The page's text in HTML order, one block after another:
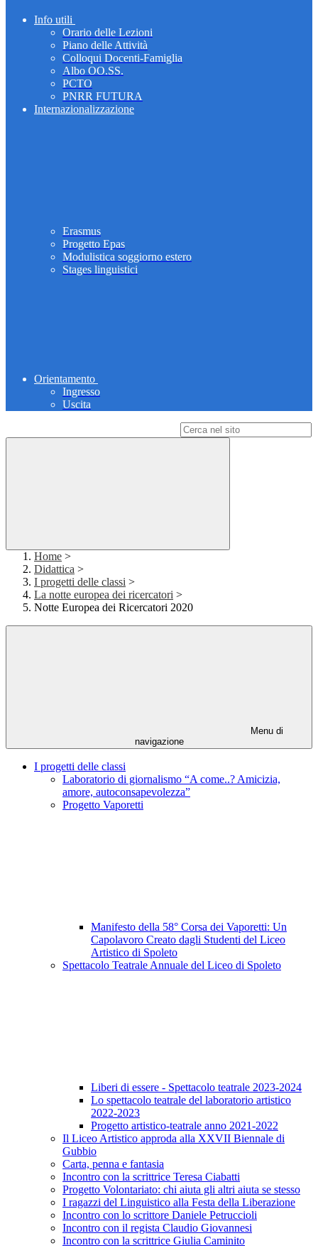
Info utili
Orario delle Lezioni
Piano delle Attività
Colloqui Docenti-Famiglia
Albo OO.SS.
PCTO
PNRR FUTURA
Internazionalizzazione
Erasmus
Progetto Epas
Modulistica soggiorno estero
Stages linguistici
Orientamento
Ingresso
Uscita
Home >
Didattica >
I progetti delle classi >
La notte europea dei ricercatori >
Notte Europea dei Ricercatori 2020
Menu di
navigazione
I progetti delle classi
Laboratorio di giornalismo “A come..? Amicizia,
amore, autoconsapevolezza”
Progetto Vaporetti
Manifesto della 58° Corsa dei Vaporetti: Un
Capolavoro Creato dagli Studenti del Liceo
Artistico di Spoleto
Spettacolo Teatrale Annuale del Liceo di Spoleto
Liberi di essere - Spettacolo teatrale 2023-2024
Lo spettacolo teatrale del laboratorio artistico
2022-2023
Progetto artistico-teatrale anno 2021-2022
Il Liceo Artistico approda alla XXVII Biennale di
Gubbio
Carta, penna e fantasia
Incontro con la scrittrice Teresa Ciabatti
Progetto Volontariato: chi aiuta gli altri aiuta se stesso
I ragazzi del Linguistico alla Festa della Liberazione
Incontro con lo scrittore Daniele Petruccioli
Incontro con il regista Claudio Giovannesi
Incontro con la scrittrice Giulia Caminito